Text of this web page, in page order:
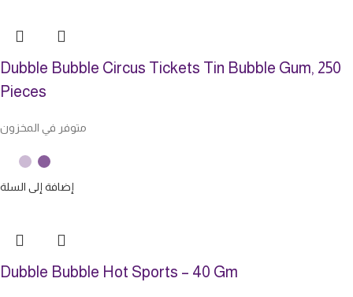
Dubble Bubble Circus Tickets Tin Bubble Gum, 250
Pieces
متوفر في المخزون
إضافة إلى السلة
Dubble Bubble Hot Sports – 40 Gm